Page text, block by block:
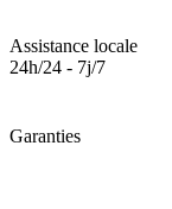
Assistance locale
24h/24 - 7j/7
Garanties